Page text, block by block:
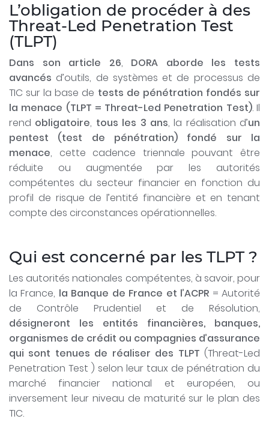
L’obligation de procéder à des
Threat-Led Penetration Test
(TLPT)
Dans son article 26, DORA aborde les tests
avancés d’outils, de systèmes et de processus de
TIC sur la base de tests de pénétration fondés sur
la menace (TLPT = Threat-Led Penetration Test). Il
rend obligatoire, tous les 3 ans, la réalisation d’un
pentest (test de pénétration) fondé sur la
menace, cette cadence triennale pouvant être
réduite ou augmentée par les autorités
compétentes du secteur financier en fonction du
profil de risque de l’entité financière et en tenant
compte des circonstances opérationnelles.
Qui est concerné par les TLPT ?
Les autorités nationales compétentes, à savoir, pour
la France, la Banque de France et l’ACPR = Autorité
de Contrôle Prudentiel et de Résolution,
désigneront les entités financières, banques,
organismes de crédit ou compagnies d’assurance
qui sont tenues de réaliser des TLPT (Threat-Led
Penetration Test ) selon leur taux de pénétration du
marché financier national et européen, ou
inversement leur niveau de maturité sur le plan des
TIC.